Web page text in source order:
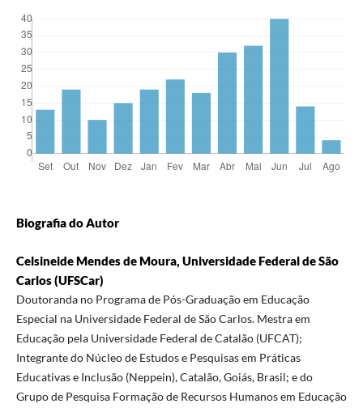
Biografia do Autor
Celsineide Mendes de Moura, Universidade Federal de São
Carlos (UFSCar)
Doutoranda no Programa de Pós-Graduação em Educação
Especial na Universidade Federal de São Carlos. Mestra em
Educação pela Universidade Federal de Catalão (UFCAT);
Integrante do Núcleo de Estudos e Pesquisas em Práticas
Educativas e Inclusão (Neppein), Catalão, Goiás, Brasil; e do
Grupo de Pesquisa Formação de Recursos Humanos em Educação